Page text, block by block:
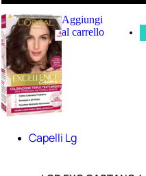
Aggiungi
al carrello
Capelli Lg